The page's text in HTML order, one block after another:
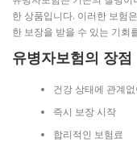
한 상품입니다. 이러한 보험
한 보장을 받을 수 있는 기회
유병자보험의 장점
건강 상태에 관계
즉시 보장 시작
합리적인 보험료